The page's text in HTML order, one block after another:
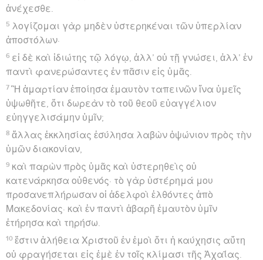
ἀνέχεσθε.
5 λογίζομαι γὰρ μηδὲν ὑστερηκέναι τῶν ὑπερλίαν
ἀποστόλων·
6 εἰ δὲ καὶ ἰδιώτης τῷ λόγῳ, ἀλλ’ οὐ τῇ γνώσει, ἀλλ’ ἐν
παντὶ φανερώσαντες ἐν πᾶσιν εἰς ὑμᾶς.
7 Ἢ ἁμαρτίαν ἐποίησα ἐμαυτὸν ταπεινῶν ἵνα ὑμεῖς
ὑψωθῆτε, ὅτι δωρεὰν τὸ τοῦ θεοῦ εὐαγγέλιον
εὐηγγελισάμην ὑμῖν;
8 ἄλλας ἐκκλησίας ἐσύλησα λαβὼν ὀψώνιον πρὸς τὴν
ὑμῶν διακονίαν,
9 καὶ παρὼν πρὸς ὑμᾶς καὶ ὑστερηθεὶς οὐ
κατενάρκησα οὐθενός· τὸ γὰρ ὑστέρημά μου
προσανεπλήρωσαν οἱ ἀδελφοὶ ἐλθόντες ἀπὸ
Μακεδονίας· καὶ ἐν παντὶ ἀβαρῆ ἐμαυτὸν ὑμῖν
ἐτήρησα καὶ τηρήσω.
10 ἔστιν ἀλήθεια Χριστοῦ ἐν ἐμοὶ ὅτι ἡ καύχησις αὕτη
οὐ φραγήσεται εἰς ἐμὲ ἐν τοῖς κλίμασι τῆς Ἀχαΐας.